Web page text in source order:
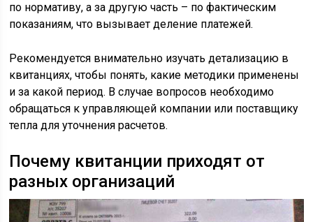
по нормативу, а за другую часть – по фактическим
показаниям, что вызывает деление платежей.
Рекомендуется внимательно изучать детализацию в
квитанциях, чтобы понять, какие методики применены
и за какой период. В случае вопросов необходимо
обращаться к управляющей компании или поставщику
тепла для уточнения расчетов.
Почему квитанции приходят от
разных организаций